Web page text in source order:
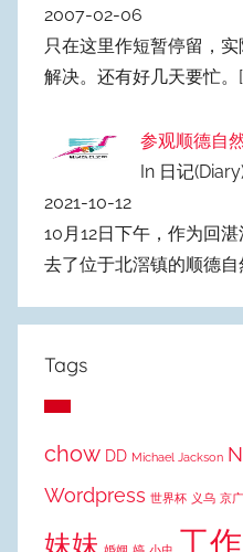
2007-02-06
只在这里作短暂停留，
解决。还有好几天要忙。
参观顺德自
In 日记
2021-10-12
10月12日下午，作为回
去了位于北滘镇的顺德自
Tags
chow DD Michael Jackson
Wordpress 世界杯 义乌 京
妹妹 工作